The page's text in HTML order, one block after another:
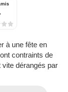
à une fête en
contraints de
vite dérangés par